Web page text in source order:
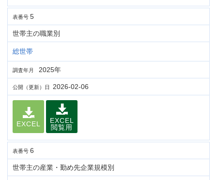
表番号 5
世帯主の職業別
総世帯
調査年月 2025年
公開（更新）日 2026-02-06
EXCEL
EXCEL
閲覧用
表番号 6
世帯主の産業・勤め先企業規模別